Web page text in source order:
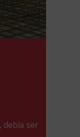
debía ser